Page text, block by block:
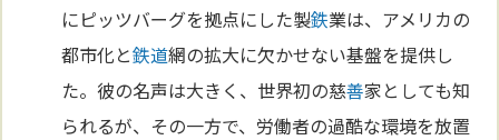
にピッツバーグを拠点にした製鉄業は、アメリカの
都市化と鉄道網の拡大に欠かせない基盤を提供し
た。彼の名声は大きく、世界初の慈善家としても知
られるが、その一方で、労働者の過酷な環境を放置